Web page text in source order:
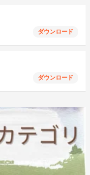
ダウンロード
ダウンロード